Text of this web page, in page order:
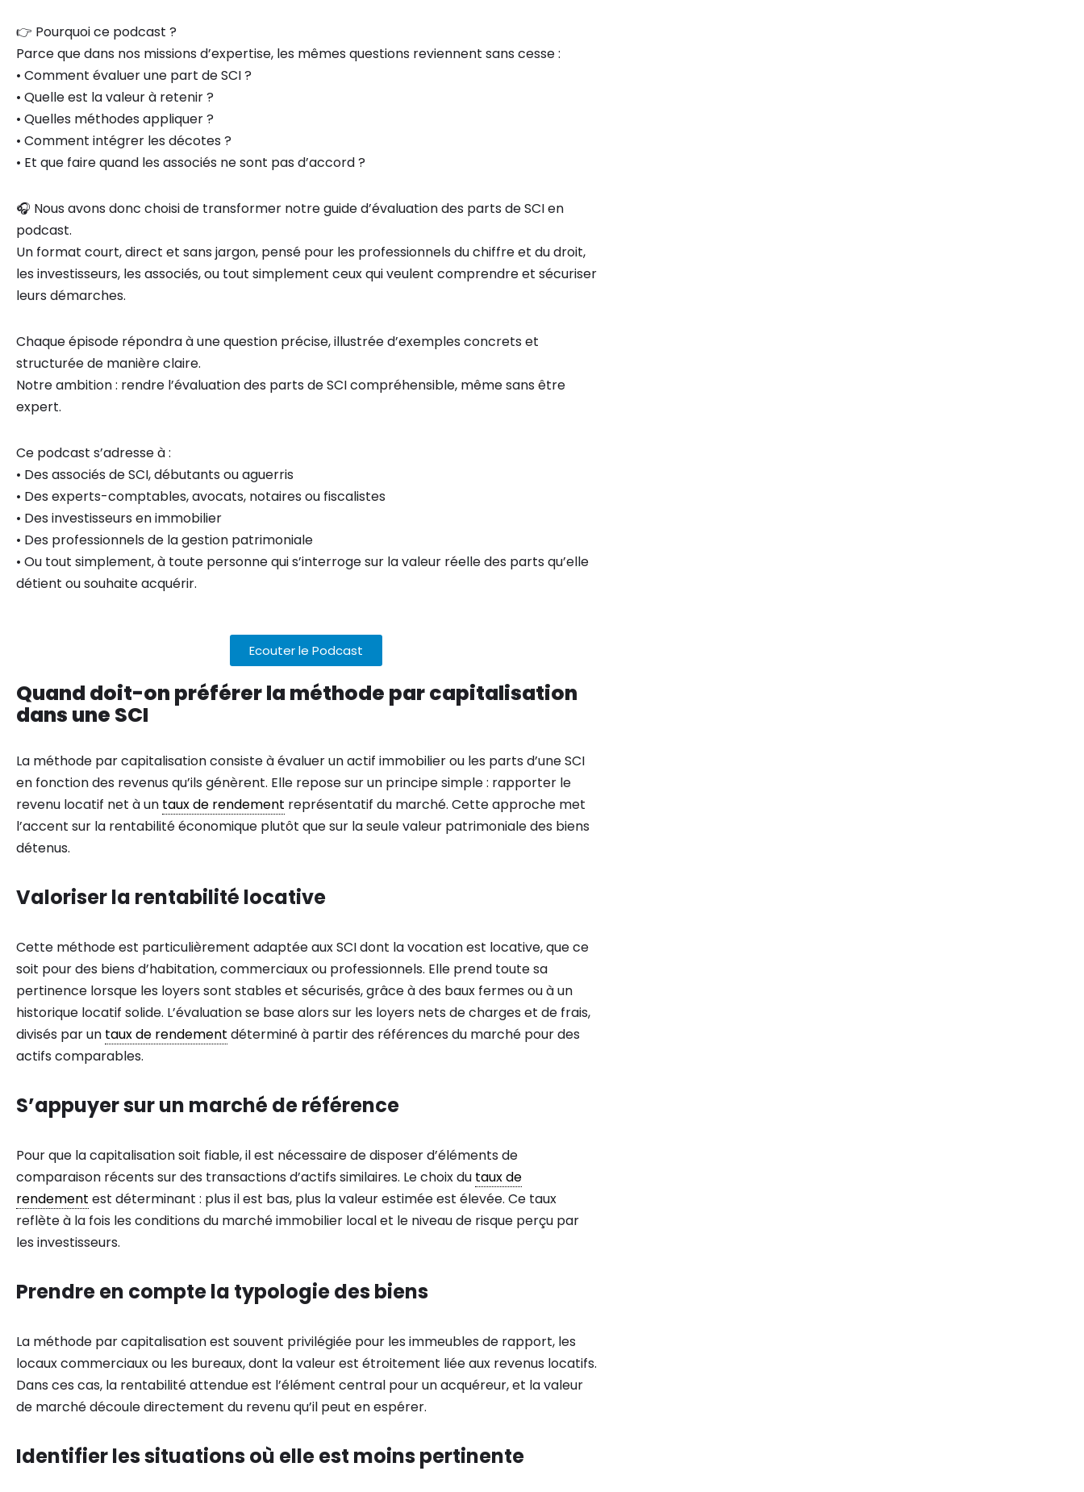
👉 Pourquoi ce podcast ?
Parce que dans nos missions d’expertise, les mêmes questions reviennent sans cesse :
• Comment évaluer une part de SCI ?
• Quelle est la valeur à retenir ?
• Quelles méthodes appliquer ?
• Comment intégrer les décotes ?
• Et que faire quand les associés ne sont pas d’accord ?
🎧 Nous avons donc choisi de transformer notre guide d’évaluation des parts de SCI en
podcast.
Un format court, direct et sans jargon, pensé pour les professionnels du chiffre et du droit,
les investisseurs, les associés, ou tout simplement ceux qui veulent comprendre et sécuriser
leurs démarches.
Chaque épisode répondra à une question précise, illustrée d’exemples concrets et
structurée de manière claire.
Notre ambition : rendre l’évaluation des parts de SCI compréhensible, même sans être
expert.
Ce podcast s’adresse à :
• Des associés de SCI, débutants ou aguerris
• Des experts-comptables, avocats, notaires ou fiscalistes
• Des investisseurs en immobilier
• Des professionnels de la gestion patrimoniale
• Ou tout simplement, à toute personne qui s’interroge sur la valeur réelle des parts qu’elle
détient ou souhaite acquérir.
Ecouter le Podcast
Quand doit-on préférer la méthode par capitalisation
dans une SCI
La méthode par capitalisation consiste à évaluer un actif immobilier ou les parts d’une SCI
en fonction des revenus qu’ils génèrent. Elle repose sur un principe simple : rapporter le
revenu locatif net à un taux de rendement représentatif du marché. Cette approche met
l’accent sur la rentabilité économique plutôt que sur la seule valeur patrimoniale des biens
détenus.
Valoriser la rentabilité locative
Cette méthode est particulièrement adaptée aux SCI dont la vocation est locative, que ce
soit pour des biens d’habitation, commerciaux ou professionnels. Elle prend toute sa
pertinence lorsque les loyers sont stables et sécurisés, grâce à des baux fermes ou à un
historique locatif solide. L’évaluation se base alors sur les loyers nets de charges et de frais,
divisés par un taux de rendement déterminé à partir des références du marché pour des
actifs comparables.
S’appuyer sur un marché de référence
Pour que la capitalisation soit fiable, il est nécessaire de disposer d’éléments de
comparaison récents sur des transactions d’actifs similaires. Le choix du taux de
rendement est déterminant : plus il est bas, plus la valeur estimée est élevée. Ce taux
reflète à la fois les conditions du marché immobilier local et le niveau de risque perçu par
les investisseurs.
Prendre en compte la typologie des biens
La méthode par capitalisation est souvent privilégiée pour les immeubles de rapport, les
locaux commerciaux ou les bureaux, dont la valeur est étroitement liée aux revenus locatifs.
Dans ces cas, la rentabilité attendue est l’élément central pour un acquéreur, et la valeur
de marché découle directement du revenu qu’il peut en espérer.
Identifier les situations où elle est moins pertinente